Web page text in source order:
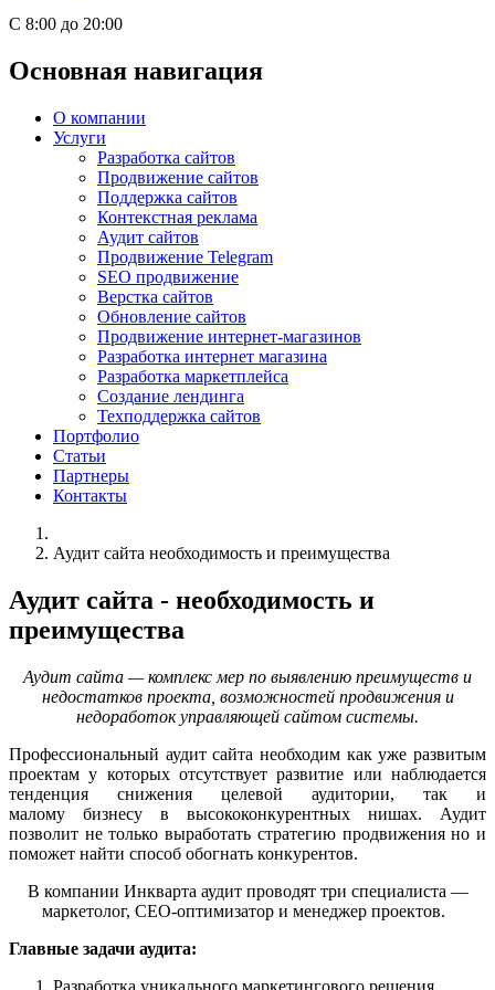
С 8:00 до 20:00
Основная навигация
О компании
Услуги
Разработка сайтов
Продвижение сайтов
Поддержка сайтов
Контекстная реклама
Аудит сайтов
Продвижение Telegram
SEO продвижение
Верстка сайтов
Обновление сайтов
Продвижение интернет-магазинов
Разработка интернет магазина
Разработка маркетплейса
Создание лендинга
Техподдержка сайтов
Портфолио
Статьи
Партнеры
Контакты
Аудит сайта необходимость и преимущества
Аудит сайта - необходимость и
преимущества
Аудит сайта — комплекс мер по выявлению преимуществ и
недостатков проекта, возможностей продвижения и
недоработок управляющей сайтом системы.
Профессиональный аудит сайта необходим как уже развитым
проектам у которых отсутствует развитие или наблюдается
тенденция снижения целевой аудитории, так и
малому бизнесу в высококонкурентных нишах. Аудит
позволит не только выработать стратегию продвижения но и
поможет найти способ обогнать конкурентов.
В компании Инкварта аудит проводят три специалиста —
маркетолог, СЕО-оптимизатор и менеджер проектов.
Главные задачи аудита:
Разработка уникального маркетингового решения.